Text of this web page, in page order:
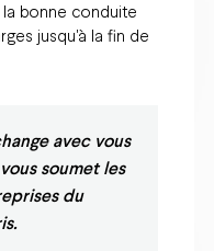
la bonne conduite
jusqu'à la fin de
avec vous
soumet les
du